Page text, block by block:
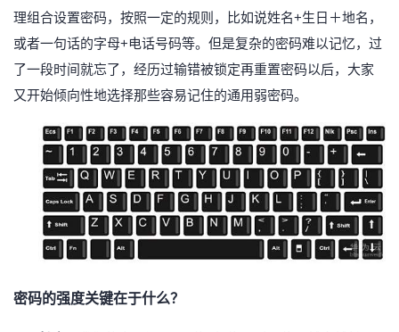
堂
我
课
程
的
认
证
我
的
实
我
的
我
的
技
术
支
持
我
的
云
声
建
理组合设置密码，按照一定的规则，比如说姓名+生日＋地名，
或者一句话的字母+电话号码等。但是复杂的密码难以记忆，过
了一段时间就忘了，经历过输错被锁定再重置密码以后，大家
又开始倾向性地选择那些容易记住的通用弱密码。
密码的强度关键在于什么？